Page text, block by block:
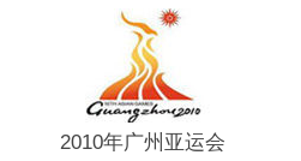
2010年广州亚运会